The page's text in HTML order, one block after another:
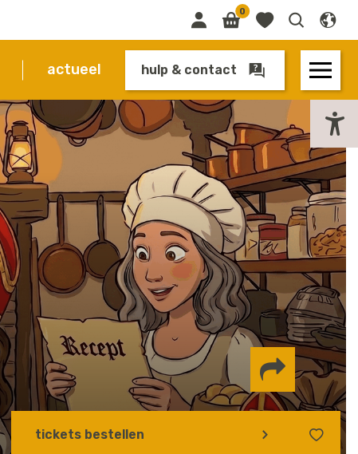
0
actueel hulp & contact
Delen via
tickets bestellen